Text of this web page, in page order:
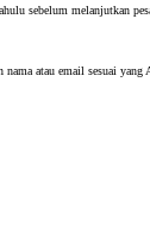
sebelum melanjutkan
atau email sesuai yang